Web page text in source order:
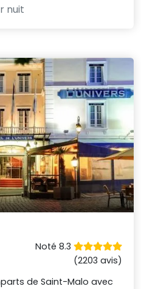
nuit
Noté 8.3
(2203 avis)
de Saint-Malo avec